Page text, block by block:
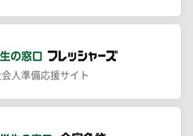
人準備応援サイト